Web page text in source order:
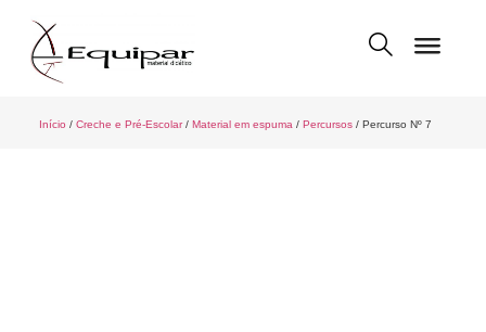
Início / Creche e Pré-Escolar/ Material em espuma / Percursos/ Percurso Nº 7